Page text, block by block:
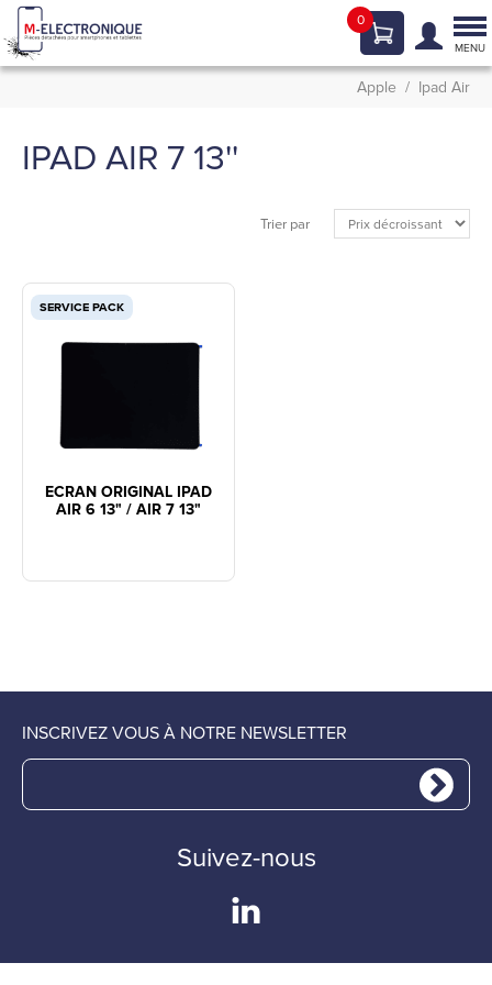
0
MENU
Apple Ipad Air
IPAD AIR 7 13''
Trier par
SERVICE PACK
ECRAN ORIGINAL IPAD
AIR 6 13" / AIR 7 13"
INSCRIVEZ VOUS À NOTRE NEWSLETTER
Suivez-nous